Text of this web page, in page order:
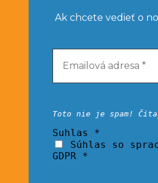
Ak chcete vedieť o
Toto nie je spam!
Suhlas *
Súhlas so
GDPR *